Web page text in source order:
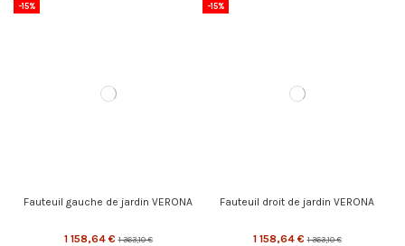
-15%
Fauteuil gauche de jardin VERONA
1 158,64 € 1 363,10 €
-15%
Fauteuil droit de jardin VERONA
1 158,64 € 1 363,10 €